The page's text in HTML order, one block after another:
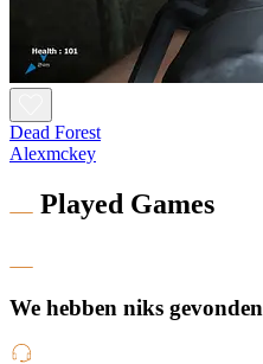
Dead Forest
Alexmckey
Played Games
We hebben niks gevonden